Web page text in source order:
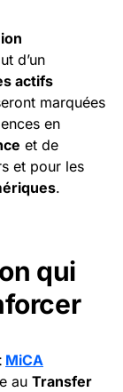
d’un
actifs
marquées
en
et de
et pour les
.
qui
MiCA
au Transfer